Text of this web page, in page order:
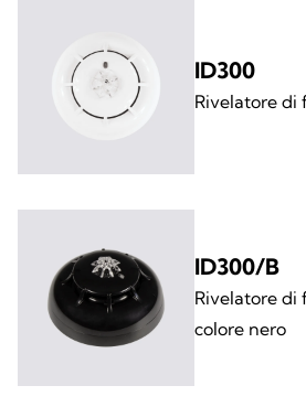
ID300
Rivelatore di
ID300/B
Rivelatore di
colore nero